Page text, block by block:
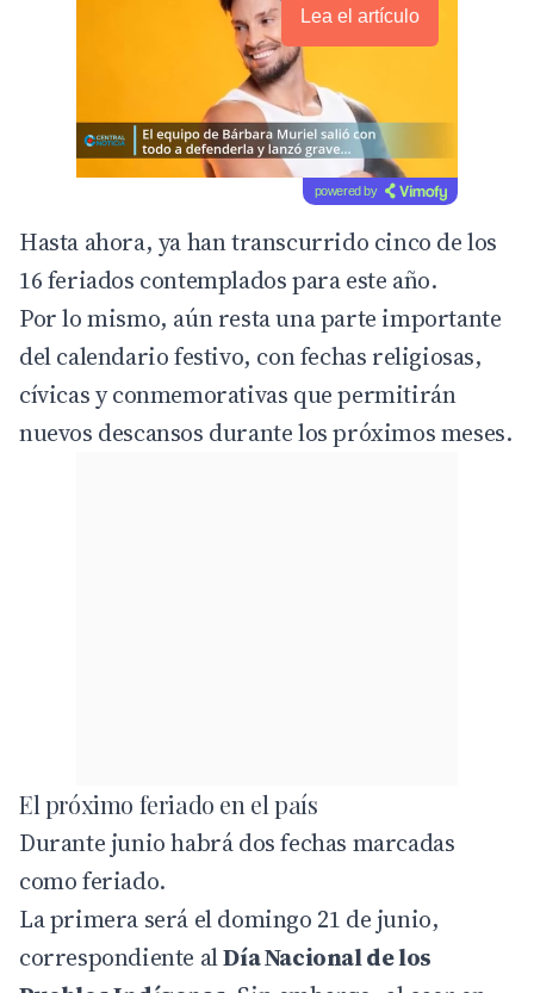
Lea el artículo
powered by
Hasta ahora, ya han transcurrido cinco de los
16 feriados contemplados para este año.
Por lo mismo, aún resta una parte importante
del calendario festivo, con fechas religiosas,
cívicas y conmemorativas que permitirán
nuevos descansos durante los próximos meses.
El próximo feriado en el país
Durante junio habrá dos fechas marcadas
como feriado.
La primera será el domingo 21 de junio,
correspondiente alDía Nacional de los